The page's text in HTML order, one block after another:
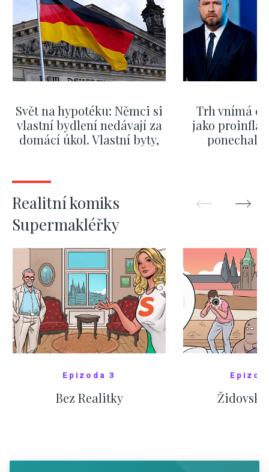
Svět na hypotéku: Němci si
vlastní bydlení nedávají za
domácí úkol. Vlastní byty,
Trh vnímá
jako
ponechali
Realitní komiks
Supermakléřky
Epizoda 3
Bez Realitky